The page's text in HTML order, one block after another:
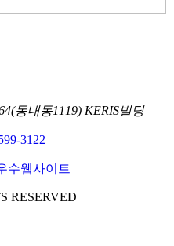
동내동1119) KERIS빌딩
3122
RESERVED